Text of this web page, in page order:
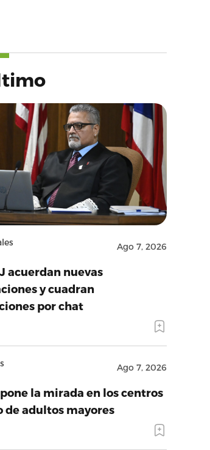
Ago 7, 2026
acuerdan nuevas
y cuadran
por chat
Ago 7, 2026
la mirada en los centros
de adultos mayores